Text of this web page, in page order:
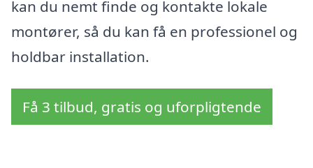
kan du nemt finde og kontakte lokale
montører, så du kan få en professionel og
holdbar installation.
Få 3 tilbud, gratis og uforpligtende